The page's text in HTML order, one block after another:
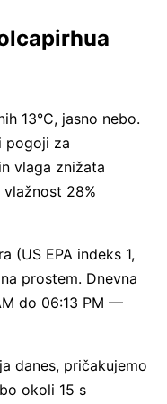
13°C, jasno nebo.
pogoji za
vlaga znižata
28%
(US EPA indeks 1,
prostem. Dnevna
do 06:13 PM —
danes, pričakujemo
okoli 15 s